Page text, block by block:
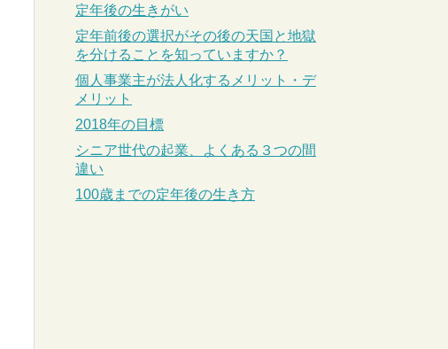
定年後の生きがい
定年前後の選択がその後の天国と地獄
を分けることを知っていますか？
個人事業主が法人化するメリット・デ
メリット
2018年の目標
シニア世代の起業、よくある３つの間
違い
100歳までの定年後の生き方